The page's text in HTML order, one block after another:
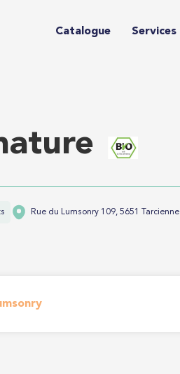
Catalogue Services
Rue du Lumsonry 109, 5651 Tarcienne